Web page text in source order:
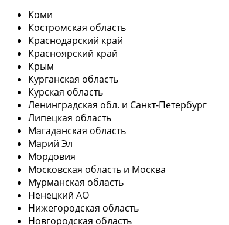
Коми
Костромская область
Краснодарский край
Красноярский край
Крым
Курганская область
Курская область
Ленинградская обл. и Санкт-Петербург
Липецкая область
Магаданская область
Марий Эл
Мордовия
Московская область и Москва
Мурманская область
Ненецкий АО
Нижегородская область
Новгородская область